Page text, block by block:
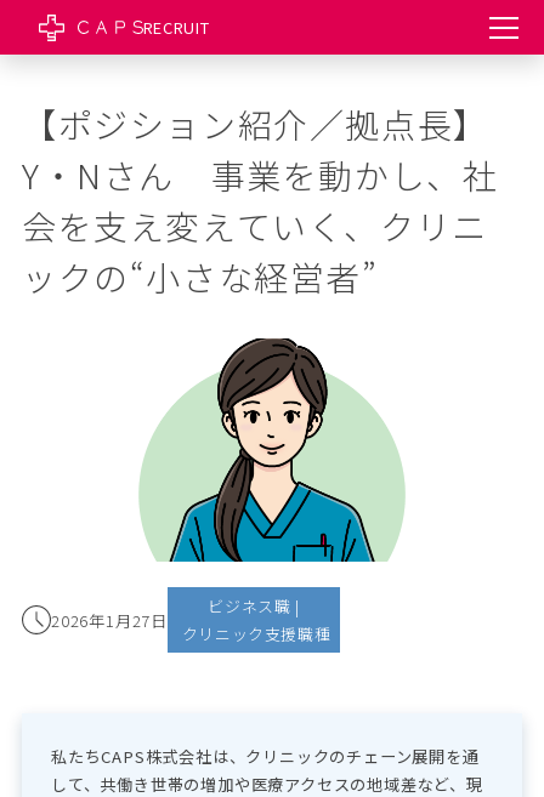
RECRUIT
【ポジション紹介／拠点長】
Y・Nさん　事業を動かし、社
会を支え変えていく、クリニ
ックの“小さな経営者”
2026年1月27日
ビジネス職 |
クリニック支援職種
私たちCAPS株式会社は、クリニックのチェーン展開を通
して、共働き世帯の増加や医療アクセスの地域差など、現